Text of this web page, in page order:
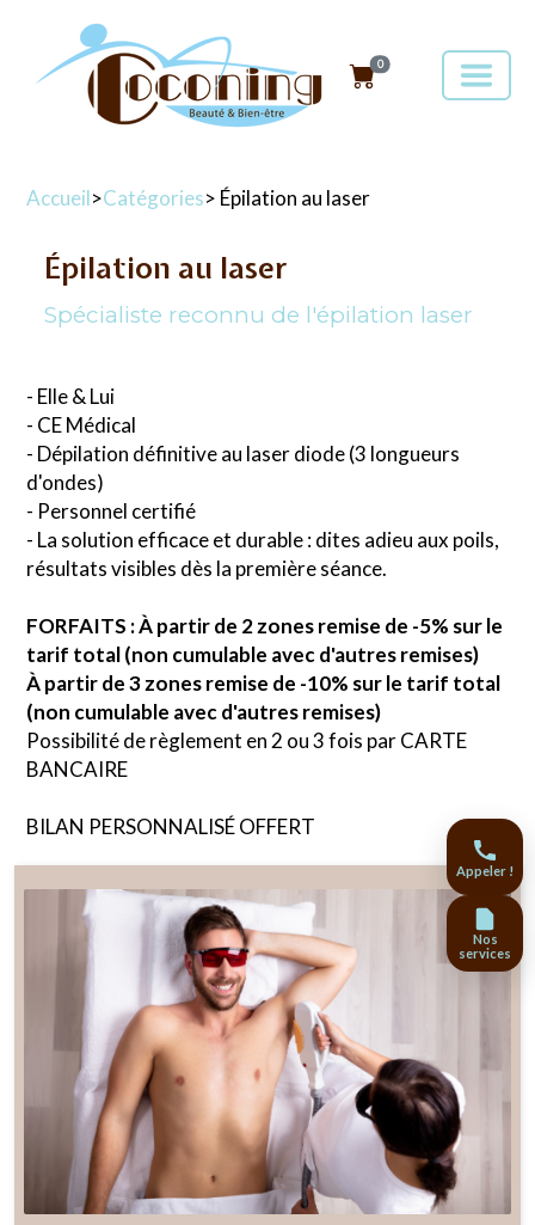
0
Accueil>Catégories> Épilation au laser
Épilation au laser
Spécialiste reconnu de l'épilation laser
- Elle & Lui
- CE Médical
- Dépilation définitive au laser diode (3 longueurs
d'ondes)
- Personnel certifié
- La solution efficace et durable : dites adieu aux poils,
résultats visibles dès la première séance.
FORFAITS : À partir de 2 zones remise de -5% sur le
tarif total (non cumulable avec d'autres remises)
À partir de 3 zones remise de -10% sur le tarif total
(non cumulable avec d'autres remises)
Possibilité de règlement en 2 ou 3 fois par CARTE
BANCAIRE
BILAN PERSONNALISÉ OFFERT
Appeler !
Nos
services